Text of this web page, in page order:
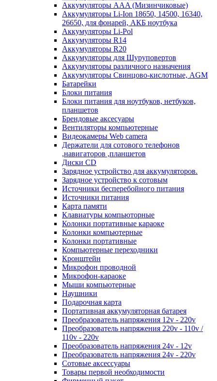
Аккумуляторы AAA (Мизинчиковые)
Аккумуляторы Li-Ion 18650, 14500, 16340,
26650, для фонарей, АКБ ноутбука
Аккумуляторы Li-Pol
Аккумуляторы R14
Аккумуляторы R20
Аккумуляторы для Шуруповертов
Аккумуляторы различного назначения
Аккумуляторы Свинцово-кислотные, AGM
Батарейки
Блоки питания
Блоки питания для ноутбуков, нетбуков,
планшетов
Брендовые аксесуары
Вентиляторы компьютерные
Видеокамеры Web camera
Держатели для сотового телефонов
,навигаторов ,планшетов
Диски CD
Зарядное устройство для аккумуляторов.
Зарядное устройство к сотовым
Источники бесперебойного питания
Источники питания
Карта памяти
Клавиатуры компьюторные
Колонки портативные караоке
Колонки компьютерные
Колонки портативные
Компьютерные переходники
Кронштейн
Микрофон проводной
Микрофон-караоке
Мыши компьютерные
Наушники
Подарочная карта
Портативная аккумуляторная батарея
Преобразователь напряжения 12v - 220v
Преобразователь напряжения 220v - 110v /
110v - 220v
Преобразователь напряжения 24v - 12v
Преобразователь напряжения 24v - 220v
Сотовые аксессуары
Товары первой необходимости